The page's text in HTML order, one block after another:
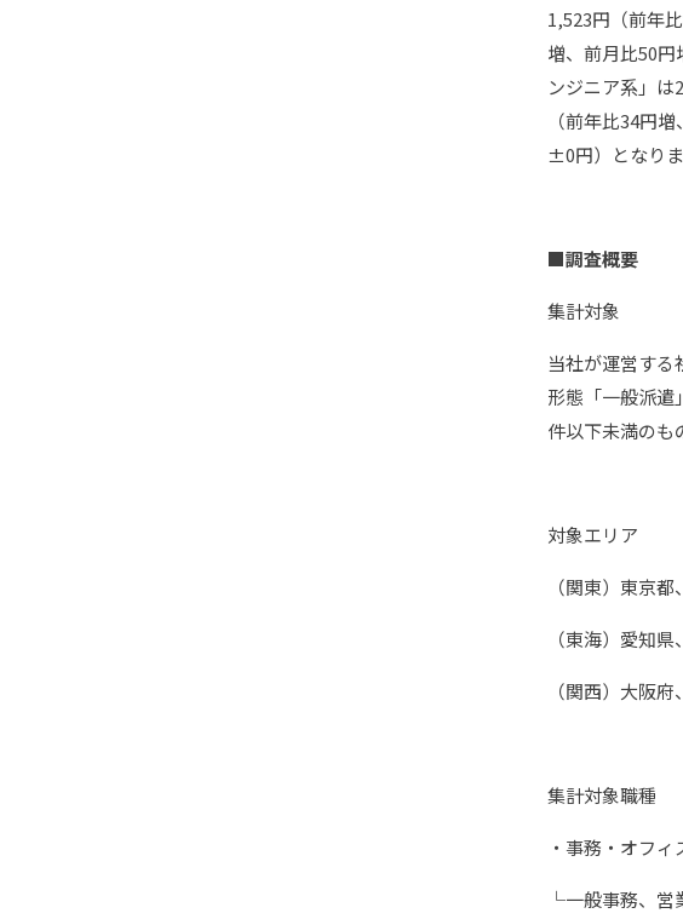
1,523円（前年
増、前月比50
ンジニア系」は
（前年比34円
±0円）となりま
■調査概要
集計対象
当社が運営す
形態「一般派遣
件以下未満のも
対象エリア
（関東）東京
（東海）愛知
（関西）大阪
集計対象職種
・事務・オフィ
└一般事務、営